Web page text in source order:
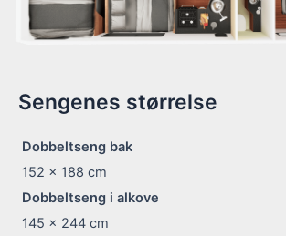
Sengenes størrelse
Dobbeltseng bak
152 x 188 cm
Dobbeltseng i alkove
145 x 244 cm